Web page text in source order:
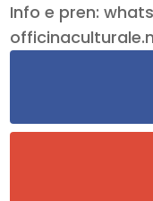
Info e pren: